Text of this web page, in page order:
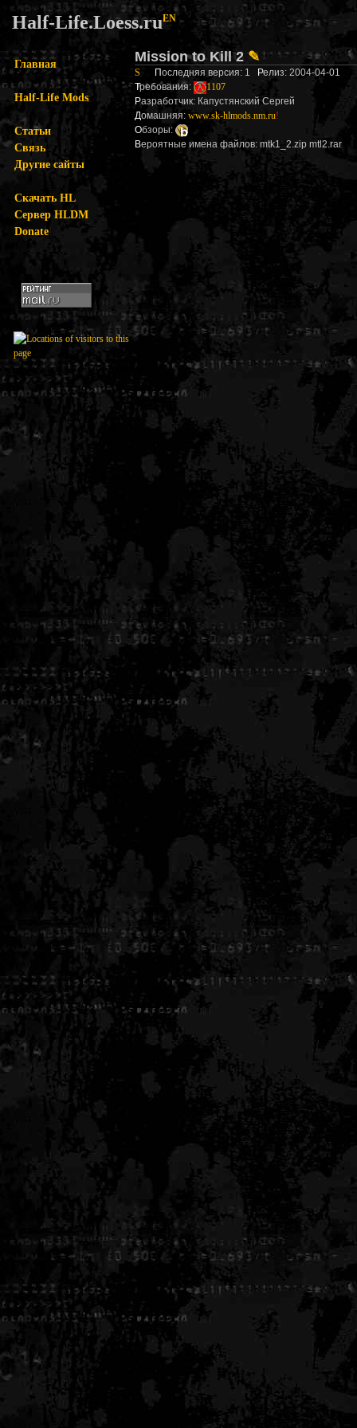
Half-Life.Loess.ruEN
Главная
Half-Life Mods
Статьи
Связь
Другие сайты
Скачать HL
Сервер HLDM
Donate
Mission to Kill 2 ✎
S Последняя версия: 1 Релиз: 2004-04-01
Требования:
1107
Разработчик: Капустянский Сергей
Домашняя: www.sk-hlmods.nm.ru!
Обзоры:
Вероятные имена файлов: mtk1_2.zip mtl2.rar
Generated in 0.007497 seconds